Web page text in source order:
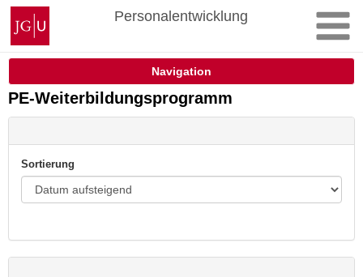
Zum
Inhalt
springen
Johannes
Gutenberg-
Universität
Personalentwicklung
Navigation
PE-Weiterbildungsprogramm
Sortierung